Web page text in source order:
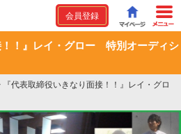
会員登録
！！』レイ・グロー 特別オーディシ
『代表取締役いきなり面接！！』レイ・グロ